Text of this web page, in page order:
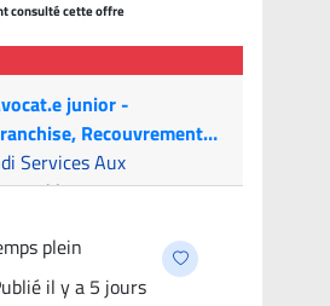
consulté cette offre
junior -
Recouvrement
Litige (Canada & USA)
Services Aux
plein
il y a 5 jours